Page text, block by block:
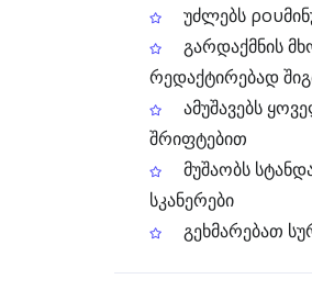
უძლებს
გარდაქმნის
რედაქტირებად
ამუშავებს
შრიფტებით
მუშაობს
სკანერები
გეხმარებათ